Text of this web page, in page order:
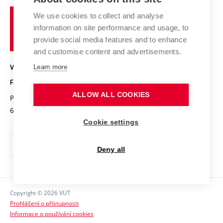
Pracovní nabídky
Den chemie
Chemici z VUT
Stipendia
Studijní předpisy
Projekty
Úspěchy a ocenění
Konference a soutěže
Kvalifikační řízení
Fórum Chemistry and Life
Střední školy a FCH
Popularizace vědy
Organizační struktura
Historie fakulty
Kalendář akcí
Fotogalerie
Absolventi
Reklamní předměty
Fakultní časopis
Ochrana osobních údajů
Kontakty
Vysoké
učení
technické
v
VYSOKÉ UČENÍ TECHNICKÉ V BRNĚ
FAKULTA CHEMICKÁ
Purkyňova 464/118
612 00 Brno
www.fch.vut.cz
Copyright © 2026 VUT
Prohlášení o přístupnosti
Informace o používání cookies
We use cookies to collect and analyse
information on site performance and usage, to
provide social media features and to enhance
and customise content and advertisements.
Learn more
ALLOW ALL COOKIES
Cookie settings
Deny all